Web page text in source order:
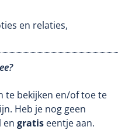
en relaties,
te bekijken en/of toe te
Heb je nog geen
en gratis eentje aan.